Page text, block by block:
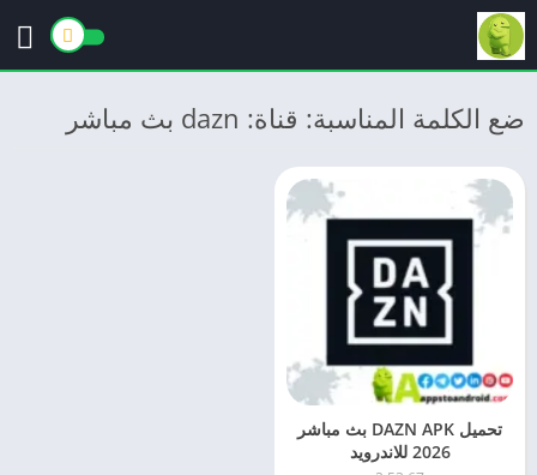
ضع الكلمة المناسبة: قناة: dazn بث مباشر
تحميل DAZN APK بث مباشر
2026 للاندرويد